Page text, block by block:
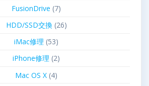
FusionDrive (7)
HDD/SSD交換(26)
iMac修理 (53)
iPhone修理 (2)
Mac OS X (4)